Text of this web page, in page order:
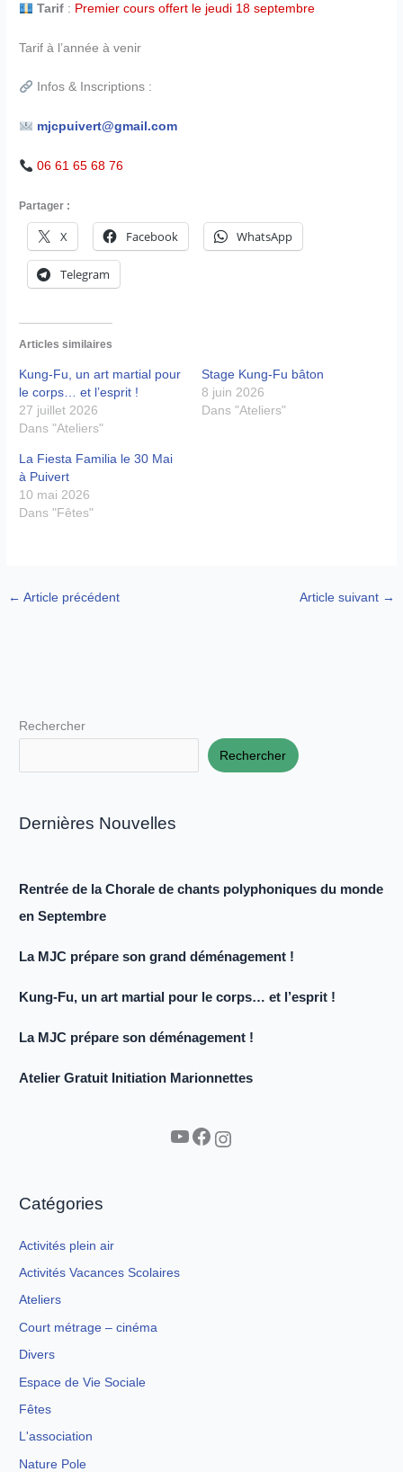
Tarif: Premier cours offert le jeudi 18 septembre
Tarif à l’année à venir
Infos & Inscriptions :
mjcpuivert@gmail.com
06 61 65 68 76
Partager :
X Facebook WhatsApp
Telegram
Articles similaires
Kung-Fu, un art martial pour
le corps… et l’esprit !
27 juillet 2026
Dans "Ateliers"
Stage Kung-Fu bâton
8 juin 2026
Dans "Ateliers"
La Fiesta Familia le 30 Mai
à Puivert
10 mai 2026
Dans "Fêtes"
← Article précédent Article suivant →
Rechercher
Rechercher
Dernières Nouvelles
Rentrée de la Chorale de chants polyphoniques du monde
en Septembre
La MJC prépare son grand déménagement !
Kung-Fu, un art martial pour le corps… et l’esprit !
La MJC prépare son déménagement !
Atelier Gratuit Initiation Marionnettes
YouTube Facebook Instagram
Catégories
Activités plein air
Activités Vacances Scolaires
Ateliers
Court métrage – cinéma
Divers
Espace de Vie Sociale
Fêtes
L'association
Nature Pole